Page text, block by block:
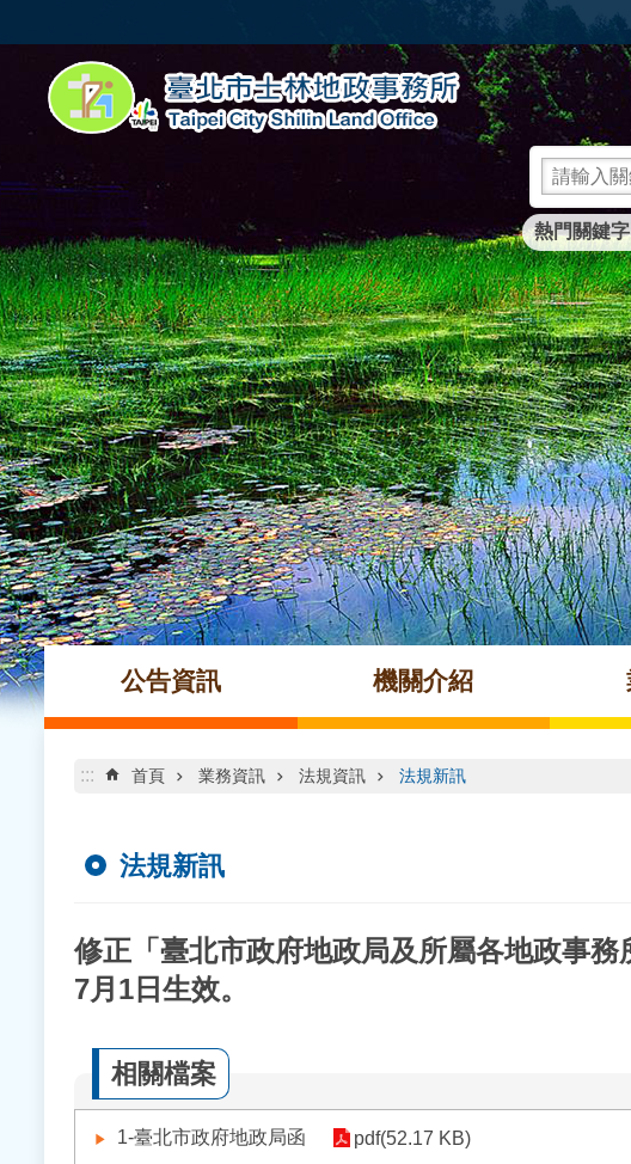
熱門關鍵字
公告資訊 機關介紹
::: 首頁 業務資訊 法規資訊 法規新訊
法規新訊
修正「臺北市政府地政局及所屬各地政事
7月1日生效。
相關檔案
1-臺北市政府地政局函 pdf(52.17 KB)